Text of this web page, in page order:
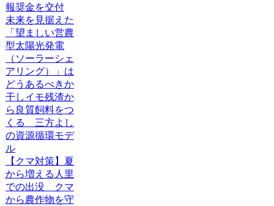
報奨金を交付
未来を見据えた
「望ましい営農
型太陽光発電
（ソーラーシェ
アリング）」は
どうあるべきか
干しイモ残渣か
ら良質飼料をつ
くる 三方よし
の資源循環モデ
ル
【クマ対策】夏
から増える人里
での出没 クマ
から農作物を守